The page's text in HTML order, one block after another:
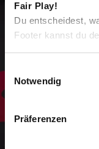
Fair Play!
Du entscheidest,
Footer kannst du
E
n
Notwendig
Präferenzen
Mehr anzeigen